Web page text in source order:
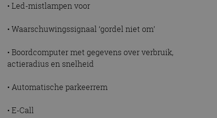
• Led-mistlampen voor
• Waarschuwingssignaal ‘gordel niet om’
• Boordcomputer met gegevens over verbruik,
actieradius en snelheid
• Automatische parkeerrem
• E-Call